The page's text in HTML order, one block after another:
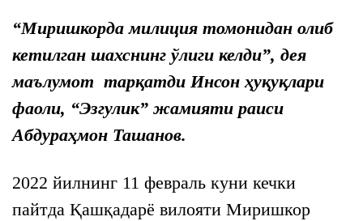
“Миришкорда милиция томонидан олиб
кетилган шахснинг ўлиги келди”, дея
маълумот тарқатди Инсон ҳуқуқлари
фаоли, “Эзгулик” жамияти раиси
Абдураҳмон Ташанов.
2022 йилнинг 11 февраль куни кечки
пайтда Қашқадарё вилояти Миришкор